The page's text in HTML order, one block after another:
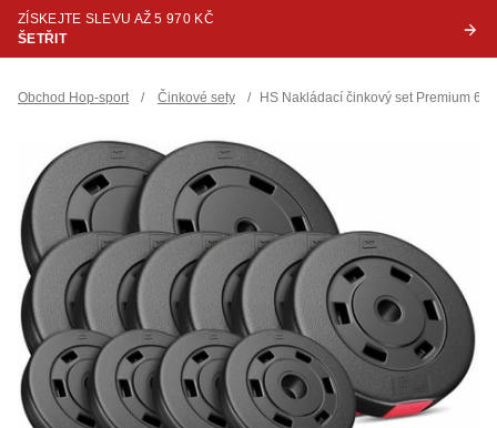
ZÍSKEJTE SLEVU AŽ 5 970 KČ
ŠETŘIT
Obchod Hop-sport / Činkové sety / HS Nakládací činkový set Premium